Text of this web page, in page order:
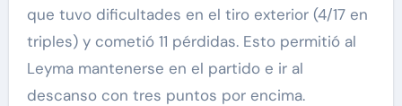
que tuvo dificultades en el tiro exterior (4/17 en
triples) y cometió 11 pérdidas. Esto permitió al
Leyma mantenerse en el partido e ir al
descanso con tres puntos por encima.